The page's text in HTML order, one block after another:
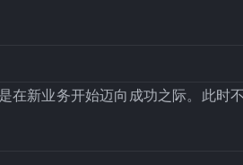
新业务开始迈向成功之际。此时